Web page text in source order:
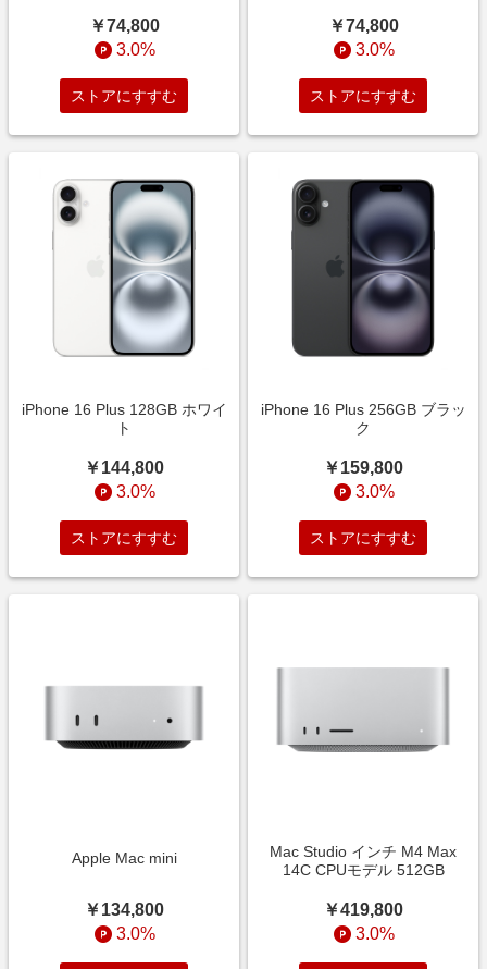
Appleによるものではございません。
・Apple側の判断によりポイントバックの対象外と判断された
場合、ポイント付与はいたしかねます。
・ポイントバックの対象になるためには、購入を開始したブ
・分割手数料・分割払いに関わる内容のお問い合わせはリー
ベイツでは対応いたしかねますので、予めご了承ください。
・期間限定の高還元率でお買い物をされる際には、リーベイ
ツを経由してから決済まで、高還元期間内に完了してくださ
（ポイントバック率が異なる期間を跨いでお買い物をされた
場合、低い方のポイントバック率が適用される場合がありま
す。）
￥74,800
3.0%
ストアにすすむ
￥74,800
3.0%
ストアにすすむ
iPhone 16 Plus 128GB ホワイ
ト
￥144,800
3.0%
ストアにすすむ
iPhone 16 Plus 256GB ブラッ
ク
￥159,800
3.0%
ストアにすすむ
Apple Mac mini
￥134,800
3.0%
Mac Studio インチ M4 Max
14C CPUモデル 512GB
￥419,800
3.0%